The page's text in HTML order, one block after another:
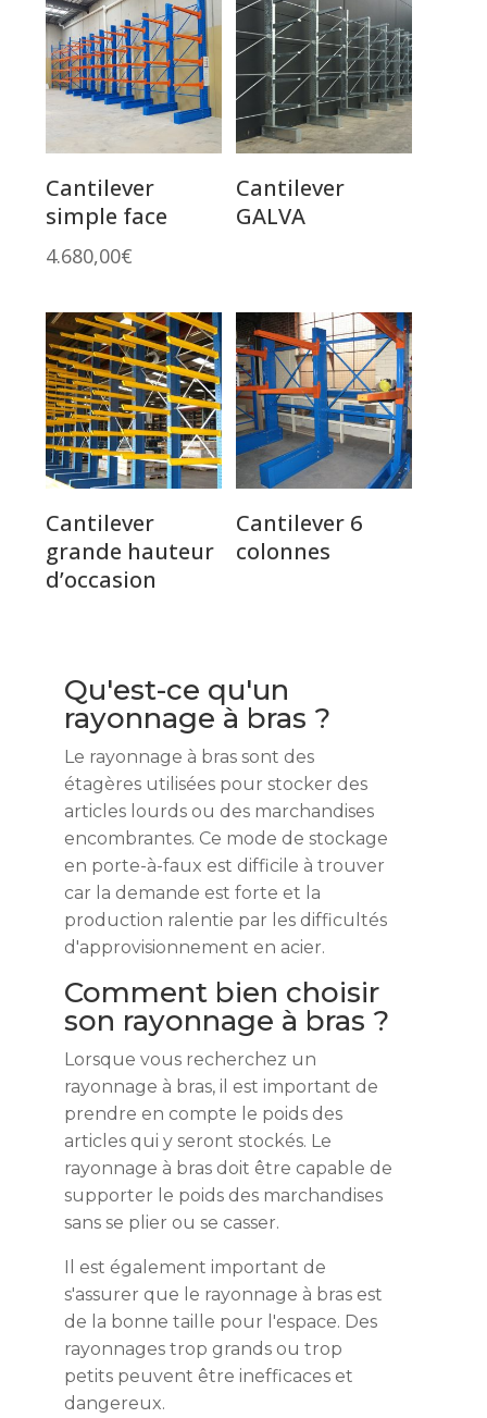
Cantilever
simple face
4.680,00€
Cantilever
GALVA
Cantilever
grande hauteur
d’occasion
Cantilever 6
colonnes
Qu'est-ce qu'un
rayonnage à bras ?
Le rayonnage à bras sont des
étagères utilisées pour stocker des
articles lourds ou des marchandises
encombrantes. Ce mode de stockage
en porte-à-faux est difficile à trouver
car la demande est forte et la
production ralentie par les difficultés
d'approvisionnement en acier.
Comment bien choisir
son rayonnage à bras ?
Lorsque vous recherchez un
rayonnage à bras, il est important de
prendre en compte le poids des
articles qui y seront stockés. Le
rayonnage à bras doit être capable de
supporter le poids des marchandises
sans se plier ou se casser.
Il est également important de
s'assurer que le rayonnage à bras est
de la bonne taille pour l'espace. Des
rayonnages trop grands ou trop
petits peuvent être inefficaces et
dangereux.